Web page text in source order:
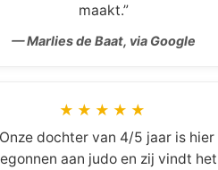
maakt.”
— Marlies de Baat, via Google
★★★★★
dochter van 4/5 jaar is hier
aan judo en zij vindt het